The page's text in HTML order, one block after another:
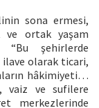
sona ermesi,
ve ortak yaşam
“Bu şehirlerde
ilave olarak ticari,
hâkimiyeti…
vaiz ve sufilere
merkezlerinde